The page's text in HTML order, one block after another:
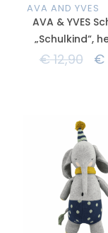
AVA AND YVES
AVA & YVES
„Schulkind“,
€12,90 €